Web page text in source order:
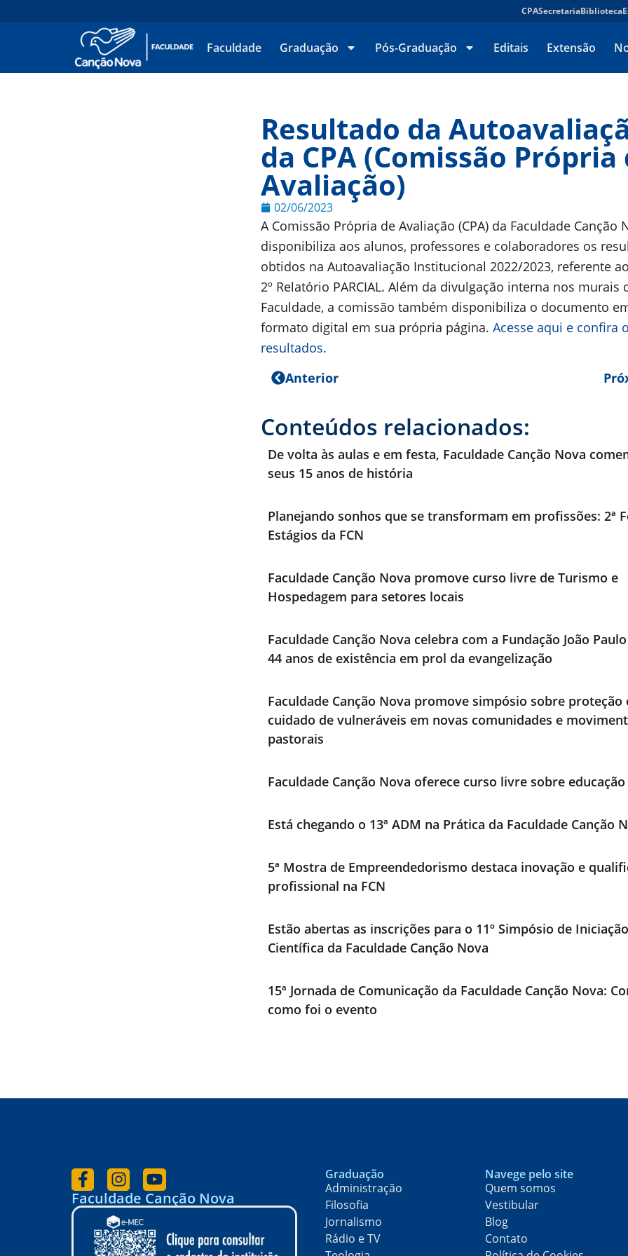
CPASecretariaBiblioteca
Faculdade Graduação Pós-Graduação Editais Extensão
Resultado da
da CPA (Comissão Própria
Avaliação)
02/06/2023
A Comissão Própria de Avaliação (CPA) da Faculdade Canção
disponibiliza aos alunos, professores e colaboradores os
obtidos na Autoavaliação Institucional 2022/2023, referente
2º Relatório PARCIAL. Além da divulgação interna nos murais
Faculdade, a comissão também disponibiliza o documento
formato digital em sua própria página. Acesse aqui e confira
resultados.
Anterior
Conteúdos relacionados:
De volta às aulas e em festa, Faculdade Canção Nova
seus 15 anos de história
Planejando sonhos que se transformam em profissões: 2ª
Estágios da FCN
Faculdade Canção Nova promove curso livre de Turismo e
Hospedagem para setores locais
Faculdade Canção Nova celebra com a Fundação João
44 anos de existência em prol da evangelização
Faculdade Canção Nova promove simpósio sobre proteção
cuidado de vulneráveis em novas comunidades e
pastorais
Faculdade Canção Nova oferece curso livre sobre
Está chegando o 13ª ADM na Prática da Faculdade Canção
5ª Mostra de Empreendedorismo destaca inovação e
profissional na FCN
Estão abertas as inscrições para o 11º Simpósio de Iniciação
Científica da Faculdade Canção Nova
15ª Jornada de Comunicação da Faculdade Canção Nova:
como foi o evento
Faculdade Canção Nova
Graduação
Administração
Filosofia
Jornalismo
Rádio e TV
Navege pelo site
Quem somos
Vestibular
Blog
Contato